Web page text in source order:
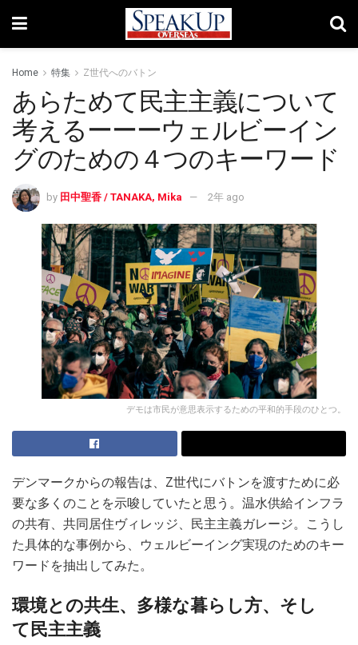
Home 特集 Z世代へのバトン
あらためて民主主義について
考えるーーーウェルビーイン
グのための４つのキーワード
by 田中聖香 / TANAKA, Mika 2年 ago
デモは市民が意思表示するための平和的手段のひとつ。
デンマークからの報告は、Z世代にバトンを渡すために必
要な多くのことを示唆していたと思う。温水供給インフラ
の共有、共同居住ヴィレッジ、民主主義ガレージ。こうし
た具体的な事例から、ウェルビーイング実現のためのキー
ワードを抽出してみた。
環境との共生、多様な暮らし方、そし
て民主主義